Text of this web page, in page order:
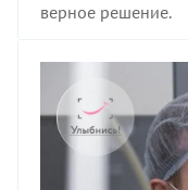
верное решение.